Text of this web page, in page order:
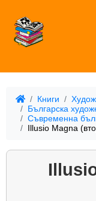
Книги
Българска
Съвременна
Illusio Magna